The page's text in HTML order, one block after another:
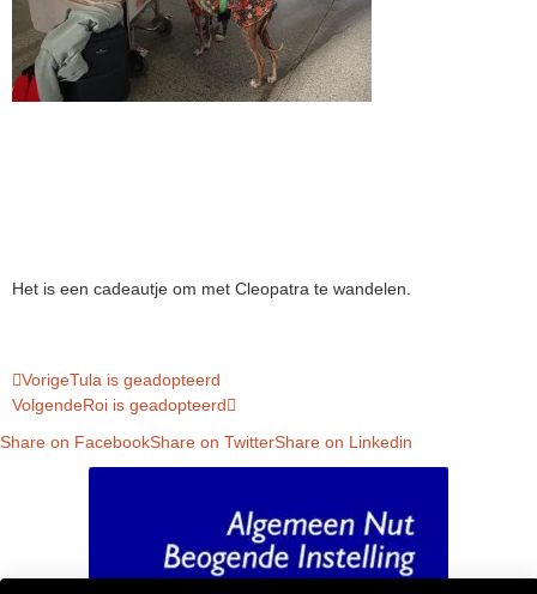
Het is een cadeautje om met Cleopatra te wandelen.
VorigeTula is geadopteerd
VolgendeRoi is geadopteerd
Share on FacebookShare on TwitterShare on Linkedin